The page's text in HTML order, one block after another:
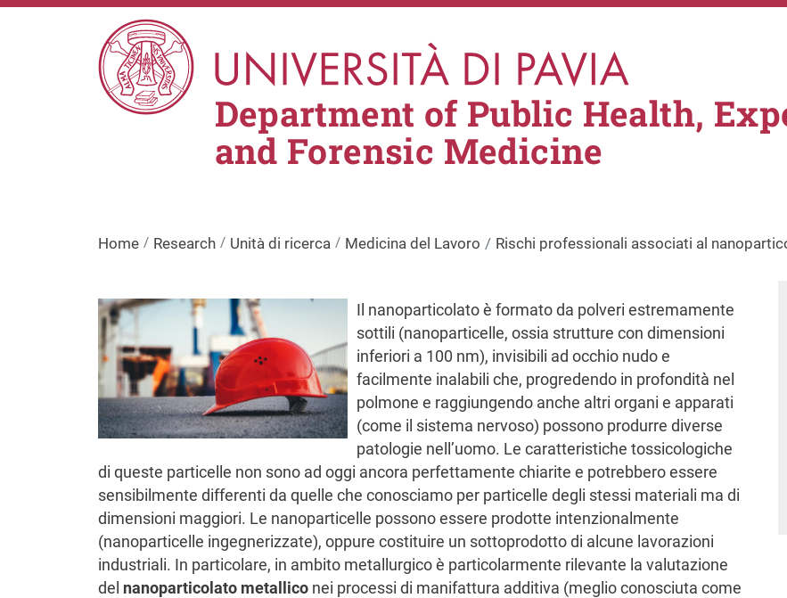
Skip to main content
Department of Public Health,
and Forensic Medicine
Home Research Unità di ricerca Medicina del Lavoro Rischi professionali associati al
Image
Il nanoparticolato è formato da polveri estremamente
sottili (nanoparticelle, ossia strutture con dimensioni
inferiori a 100 nm), invisibili ad occhio nudo e
facilmente inalabili che, progredendo in profondità nel
polmone e raggiungendo anche altri organi e apparati
(come il sistema nervoso) possono produrre diverse
patologie nell’uomo. Le caratteristiche tossicologiche
di queste particelle non sono ad oggi ancora perfettamente chiarite e potrebbero essere
sensibilmente differenti da quelle che conosciamo per particelle degli stessi materiali ma di
dimensioni maggiori. Le nanoparticelle possono essere prodotte intenzionalmente
(nanoparticelle ingegnerizzate), oppure costituire un sottoprodotto di alcune lavorazioni
industriali. In particolare, in ambito metallurgico è particolarmente rilevante la valutazione
del nanoparticolato metalliconei processi di manifattura additiva (meglio conosciuta come